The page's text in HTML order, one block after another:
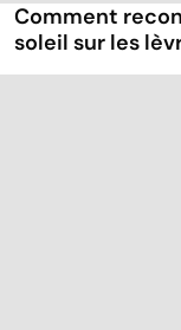
Comment
soleil sur les